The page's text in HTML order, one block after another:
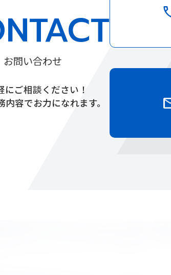
お問い合わせ
にご相談ください！
内容でお力になれます。